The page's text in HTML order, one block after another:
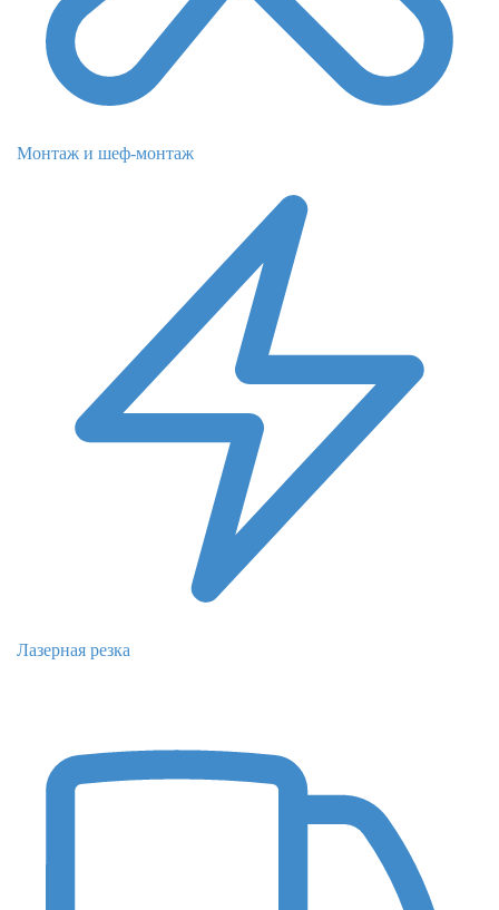
Монтаж и шеф-монтаж
Лазерная резка